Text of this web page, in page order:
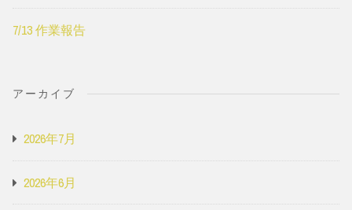
7/13 作業報告
アーカイブ
2026年7月
2026年6月